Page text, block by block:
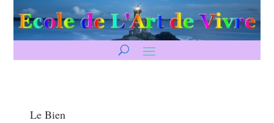
Le Bien